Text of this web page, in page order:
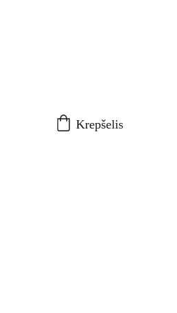
Krepšelis